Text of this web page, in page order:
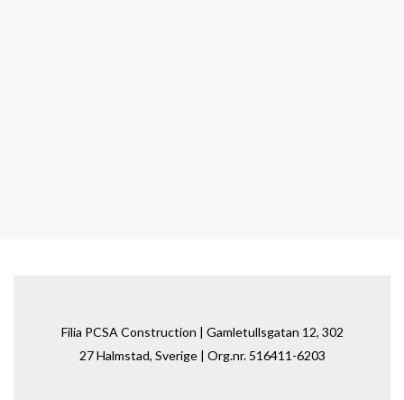
Filia PCSA Construction | Gamletullsgatan 12, 302
27 Halmstad, Sverige | Org.nr. 516411-6203